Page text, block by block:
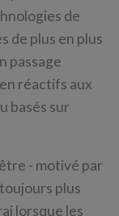
de
de plus en plus
passage
réactifs aux
basés sur
- motivé par
plus
lorsque les